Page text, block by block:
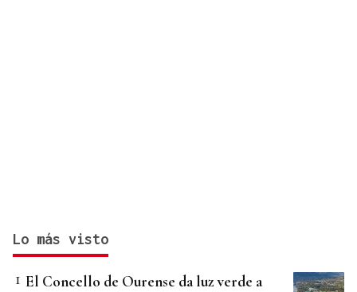
Lo más visto
El Concello de Ourense da luz verde a